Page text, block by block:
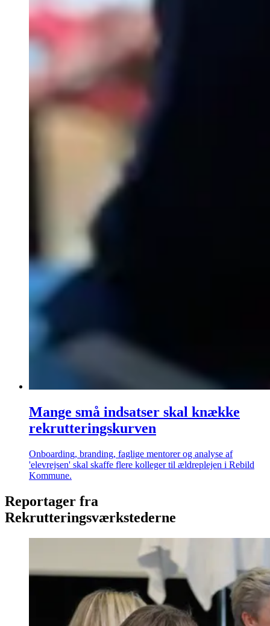
Mange små indsatser skal knække
rekrutteringskurven
Onboarding, branding, faglige mentorer og analyse af
'elevrejsen' skal skaffe flere kolleger til ældreplejen i Rebild
Kommune.
Reportager fra
Rekrutteringsværkstederne